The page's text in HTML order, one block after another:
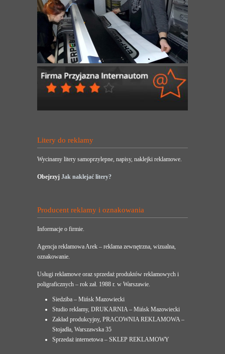
Litery do reklamy
Wycinamy litery samoprzylepne, napisy, naklejki reklamowe.
Obejrzyj Jak naklejać litery?
Producent reklamy i oznakowania
Informacje o firmie.
Agencja reklamowa Arek – reklama zewnętrzna, wizualna,
oznakowanie.
Usługi reklamowe oraz sprzedaż produktów reklamowych i
poligraficznych – rok zał. 1988 r. w Warszawie.
Siedziba – Mińsk Mazowiecki
Studio reklamy, DRUKARNIA – Mińsk Mazowiecki
Zakład produkcyjny, PRACOWNIA REKLAMOWA –
Stojadła, Warszawska 35
Sprzedaż internetowa – SKLEP REKLAMOWY